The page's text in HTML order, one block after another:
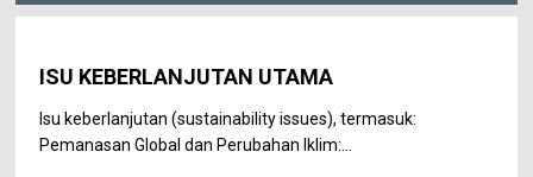
ISU KEBERLANJUTAN UTAMA
Isu keberlanjutan (sustainability issues), termasuk:
Pemanasan Global dan Perubahan Iklim:...